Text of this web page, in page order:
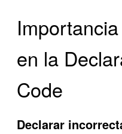
en la
Code
Declarar